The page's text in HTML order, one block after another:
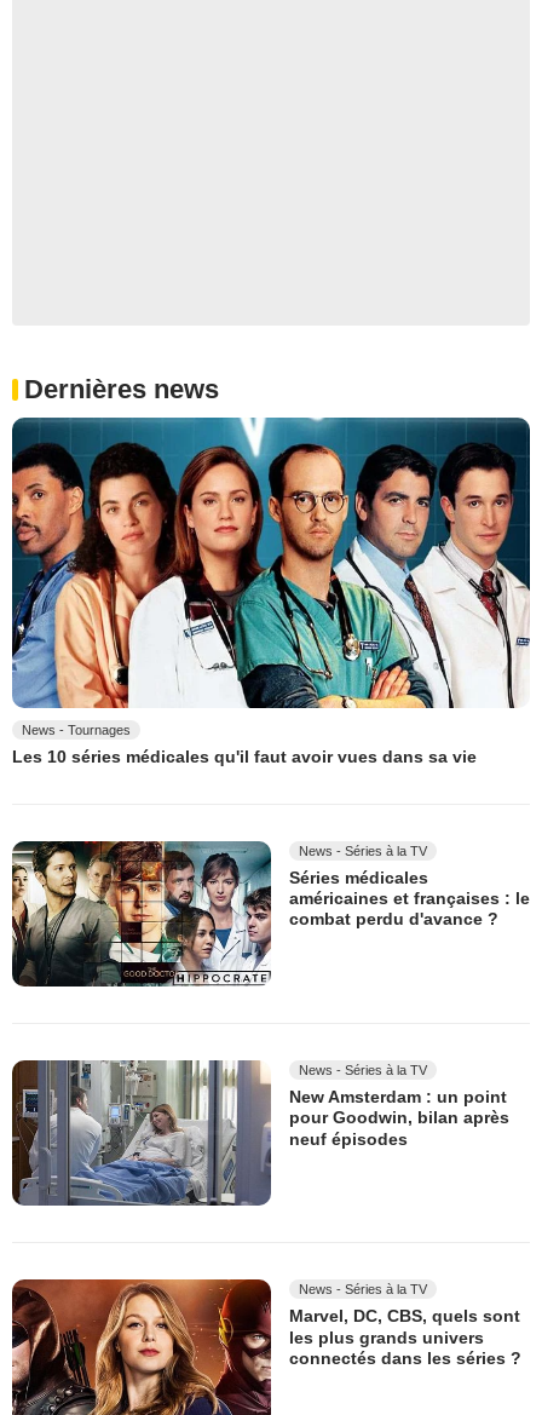
Dernières news
News - Tournages
Les 10 séries médicales qu'il faut avoir vues dans sa vie
News - Séries à la TV
Séries médicales
américaines et françaises : le
combat perdu d'avance ?
News - Séries à la TV
New Amsterdam : un point
pour Goodwin, bilan après
neuf épisodes
News - Séries à la TV
Marvel, DC, CBS, quels sont
les plus grands univers
connectés dans les séries ?